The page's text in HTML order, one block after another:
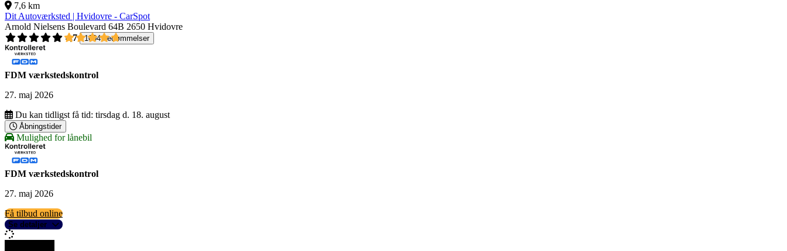
7,6 km
Dit Autoværksted | Hvidovre - CarSpot
Arnold Nielsens Boulevard 64B 2650 Hvidovre
4,7
1004 bedømmelser
FDM værkstedskontrol
27. maj 2026
Du kan tidligst få tid: tirsdag d. 18. august
Åbningstider
Mulighed for lånebil
FDM værkstedskontrol
27. maj 2026
Få tilbud online
Se detaljer